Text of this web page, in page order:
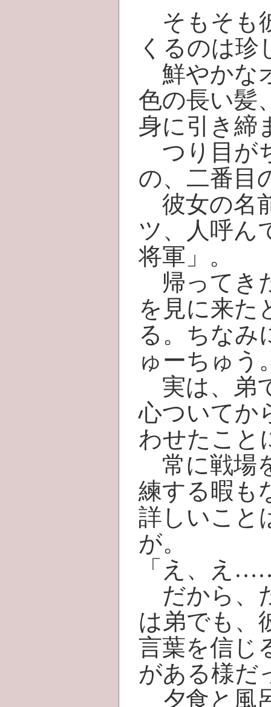
そもそも
くるのは珍
鮮やかな
色の長い髪
身に引き締
つり目が
の、二番目
彼女の名
ツ、人呼ん
将軍」。
帰ってき
を見に来た
る。ちなみ
ゅーちゅう
実は、弟
心ついてか
わせたこと
常に戦場
練する暇も
詳しいこと
が。
「え、え
だから、
は弟でも、
言葉を信じ
がある様だ
夕食と風